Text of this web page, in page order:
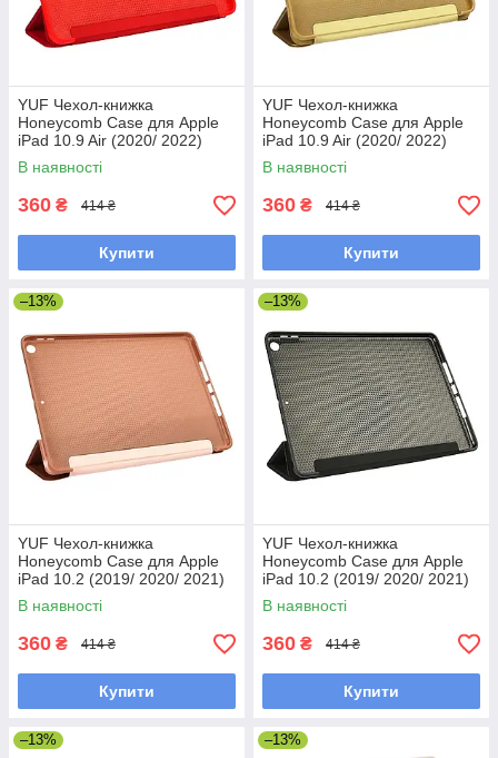
YUF Чехол-книжка
Honeycomb Case для Apple
iPad 10.9 Air (2020/ 2022)
цвет 04 красный
В наявності
360 ₴ 414 ₴
Купити
YUF Чехол-книжка
Honeycomb Case для Apple
iPad 10.9 Air (2020/ 2022)
цвет 05 золотистый
В наявності
360 ₴ 414 ₴
Купити
–13%
YUF Чехол-книжка
Honeycomb Case для Apple
iPad 10.2 (2019/ 2020/ 2021)
цвет 06 розово-золотистый
В наявності
360 ₴ 414 ₴
Купити
–13%
YUF Чехол-книжка
Honeycomb Case для Apple
iPad 10.2 (2019/ 2020/ 2021)
цвет 09 черный
В наявності
360 ₴ 414 ₴
Купити
–13% –13%